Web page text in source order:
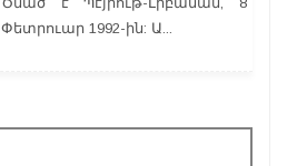
Փետրուար 1992-ին: Ա...